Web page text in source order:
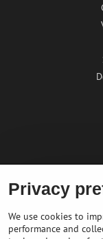
Privacy
We use cookies to
performance and